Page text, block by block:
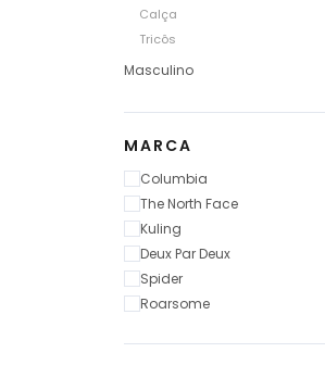
Calça
Tricôs
Masculino
MARCA
Columbia
The North Face
Kuling
Deux Par Deux
Spider
Roarsome